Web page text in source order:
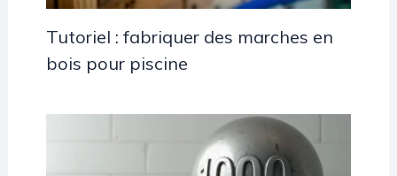
Tutoriel : fabriquer des marches en
bois pour piscine